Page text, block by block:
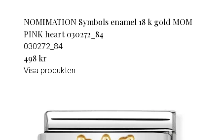
NOMIMATION Symbols enamel 18 k gold MOM
PINK heart 030272_84
030272_84
498 kr
Visa produkten